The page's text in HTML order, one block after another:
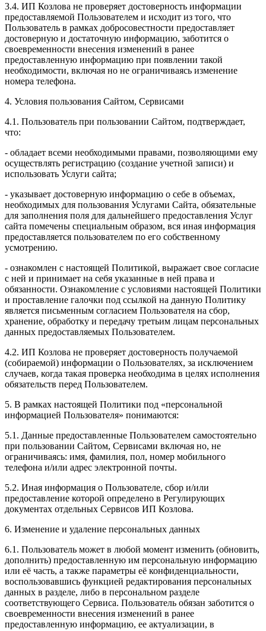
3.4. ИП Козлова не проверяет достоверность информации
предоставляемой Пользователем и исходит из того, что
Пользователь в рамках добросовестности предоставляет
достоверную и достаточную информацию, заботится о
своевременности внесения изменений в ранее
предоставленную информацию при появлении такой
необходимости, включая но не ограничиваясь изменение
номера телефона.
4. Условия пользования Сайтом, Сервисами
4.1. Пользователь при пользовании Сайтом, подтверждает,
что:
- обладает всеми необходимыми правами, позволяющими ему
осуществлять регистрацию (создание учетной записи) и
использовать Услуги сайта;
- указывает достоверную информацию о себе в объемах,
необходимых для пользования Услугами Сайта, обязательные
для заполнения поля для дальнейшего предоставления Услуг
сайта помечены специальным образом, вся иная информация
предоставляется пользователем по его собственному
усмотрению.
- ознакомлен с настоящей Политикой, выражает свое согласие
с ней и принимает на себя указанные в ней права и
обязанности. Ознакомление с условиями настоящей Политики
и проставление галочки под ссылкой на данную Политику
является письменным согласием Пользователя на сбор,
хранение, обработку и передачу третьим лицам персональных
данных предоставляемых Пользователем.
4.2. ИП Козлова не проверяет достоверность получаемой
(собираемой) информации о Пользователях, за исключением
случаев, когда такая проверка необходима в целях исполнения
обязательств перед Пользователем.
5. В рамках настоящей Политики под «персональной
информацией Пользователя» понимаются:
5.1. Данные предоставленные Пользователем самостоятельно
при пользовании Сайтом, Сервисами включая но, не
ограничиваясь: имя, фамилия, пол, номер мобильного
телефона и/или адрес электронной почты.
5.2. Иная информация о Пользователе, сбор и/или
предоставление которой определено в Регулирующих
документах отдельных Сервисов ИП Козлова.
6. Изменение и удаление персональных данных
6.1. Пользователь может в любой момент изменить (обновить,
дополнить) предоставленную им персональную информацию
или её часть, а также параметры её конфиденциальности,
воспользовавшись функцией редактирования персональных
данных в разделе, либо в персональном разделе
соответствующего Сервиса. Пользователь обязан заботится о
своевременности внесения изменений в ранее
предоставленную информацию, ее актуализации, в